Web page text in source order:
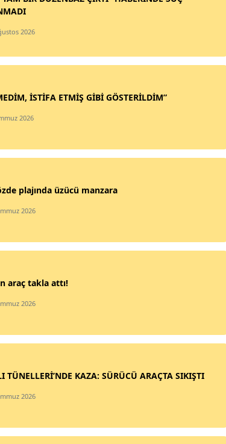
2026
İSTİFA ETMİŞ GİBİ GÖSTERİLDİM”
2026
plajında üzücü manzara
2026
araç takla attı!
2026
TÜNELLERİ’NDE KAZA: SÜRÜCÜ ARAÇTA SIKIŞTI
2026